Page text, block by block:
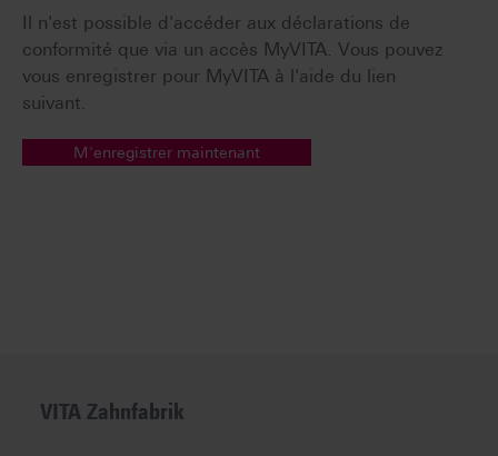
Il n'est possible d'accéder aux déclarations de
conformité que via un accès MyVITA. Vous pouvez
vous enregistrer pour MyVITA à l'aide du lien
suivant.
M'enregistrer maintenant
VITA Zahnfabrik